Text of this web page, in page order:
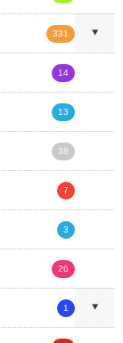
331
14
13
38
7
3
26
1